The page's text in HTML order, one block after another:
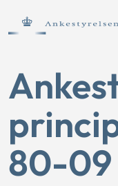
80-09